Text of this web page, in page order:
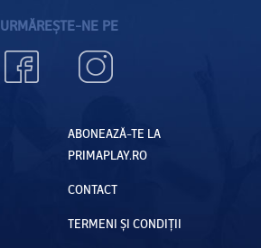
URMĂREȘTE-NE PE
ABONEAZĂ-TE LA
PRIMAPLAY.RO
CONTACT
TERMENI ȘI CONDIȚII